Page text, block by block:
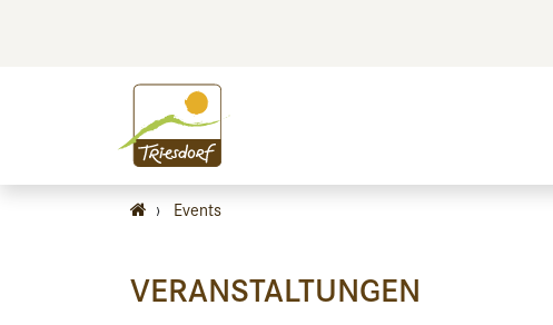
› Events
VERANSTALTUNGEN